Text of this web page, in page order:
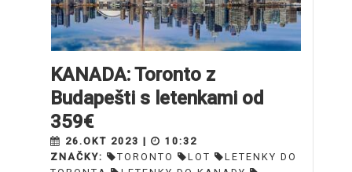
KANADA: Toronto z
Budapešti s letenkami od
359€
26.OKT 2023 |
10:32
ZNAČKY:
TORONTO LOT
LETENKY DO